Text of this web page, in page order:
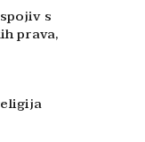
s
prava,